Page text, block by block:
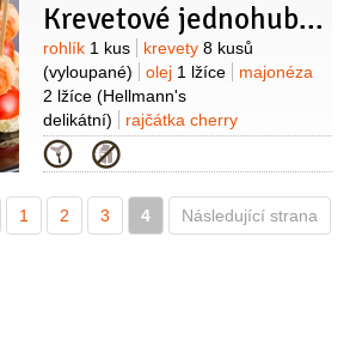
čtvrt bilé)
česnek2 stroužky Krevetové jednohubky
Suroviny
rohlík 1 kus krevety 8 kusů
(vyloupané)
olej 1 lžíce
majonéza
2 lžíce (Hellmann's
delikátní)
rajčátka cherry
8 kusů
salát ledový
nasekaný)
česnek
Kategorie
1 2 3 4 Následující strana